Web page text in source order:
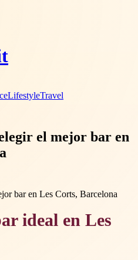
LifestyleTravel
el mejor bar en
ideal en Les